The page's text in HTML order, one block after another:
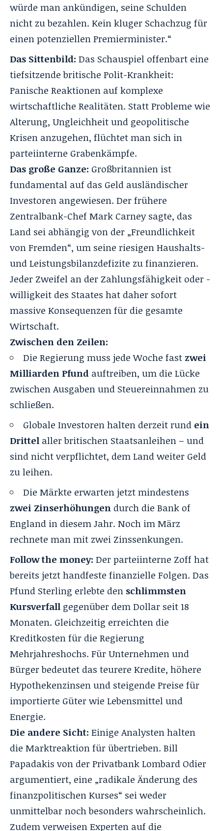
würde man ankündigen, seine Schulden
nicht zu bezahlen. Kein kluger Schachzug für
einen potenziellen Premierminister.“
Das Sittenbild: Das Schauspiel offenbart eine
tiefsitzende britische Polit-Krankheit:
Panische Reaktionen auf komplexe
wirtschaftliche Realitäten. Statt Probleme wie
Alterung, Ungleichheit und geopolitische
Krisen anzugehen, flüchtet man sich in
parteiinterne Grabenkämpfe.
Das große Ganze: Großbritannien ist
fundamental auf das Geld ausländischer
Investoren angewiesen. Der frühere
Zentralbank-Chef Mark Carney sagte, das
Land sei abhängig von der „Freundlichkeit
von Fremden“, um seine riesigen Haushalts-
und Leistungsbilanzdefizite zu finanzieren.
Jeder Zweifel an der Zahlungsfähigkeit oder -
willigkeit des Staates hat daher sofort
massive Konsequenzen für die gesamte
Wirtschaft.
Zwischen den Zeilen:
Die Regierung muss jede Woche fast zwei
Milliarden Pfund auftreiben, um die Lücke
zwischen Ausgaben und Steuereinnahmen zu
schließen.
Globale Investoren halten derzeit rund ein
Drittel aller britischen Staatsanleihen – und
sind nicht verpflichtet, dem Land weiter Geld
zu leihen.
Die Märkte erwarten jetzt mindestens
zwei Zinserhöhungen durch die Bank of
England in diesem Jahr. Noch im März
rechnete man mit zwei Zinssenkungen.
Follow the money: Der parteiinterne Zoff hat
bereits jetzt handfeste finanzielle Folgen. Das
Pfund Sterling erlebte den schlimmsten
Kursverfall gegenüber dem Dollar seit 18
Monaten. Gleichzeitig erreichten die
Kreditkosten für die Regierung
Mehrjahreshochs. Für Unternehmen und
Bürger bedeutet das teurere Kredite, höhere
Hypothekenzinsen und steigende Preise für
importierte Güter wie Lebensmittel und
Energie.
Die andere Sicht: Einige Analysten halten
die Marktreaktion für übertrieben. Bill
Papadakis von der Privatbank Lombard Odier
argumentiert, eine „radikale Änderung des
finanzpolitischen Kurses“ sei weder
unmittelbar noch besonders wahrscheinlich.
Zudem verweisen Experten auf die